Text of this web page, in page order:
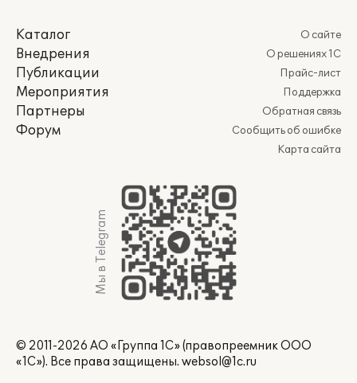
Каталог
Внедрения
Публикации
Мероприятия
Партнеры
Форум
О сайте
О решениях 1С
Прайс-лист
Поддержка
Обратная связь
Сообщить об ошибке
Карта сайта
Мы в Telegram
© 2011-2026 АО «Группа 1С» (правопреемник ООО
«1С»). Все права защищены. websol@1c.ru